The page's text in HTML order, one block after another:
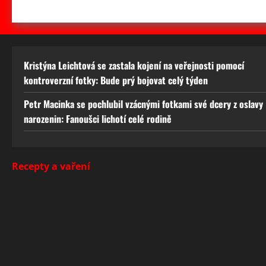
Kristýna Leichtová se zastala kojení na veřejnosti pomocí
kontroverzní fotky: Bude prý bojovat celý týden
Petr Macinka se pochlubil vzácnými fotkami své dcery z oslavy
narozenin: Fanoušci lichotí celé rodině
Recepty a vaření